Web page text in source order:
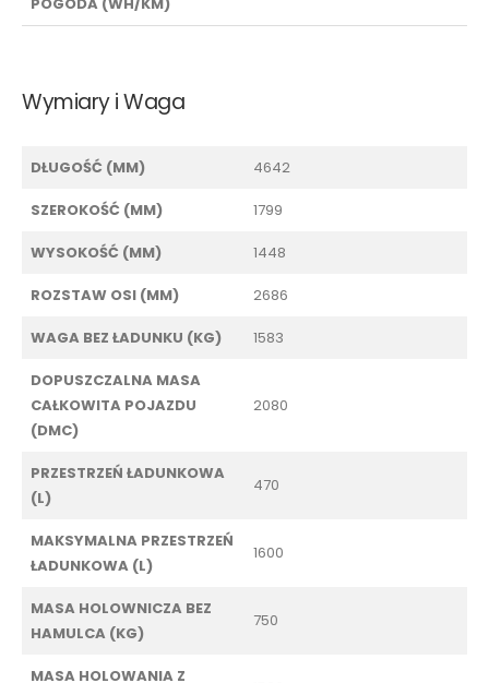
POGODA (WH/KM)
Wymiary i Waga
DŁUGOŚĆ (MM) 4642
SZEROKOŚĆ (MM) 1799
WYSOKOŚĆ (MM) 1448
ROZSTAW OSI (MM) 2686
WAGA BEZ ŁADUNKU (KG) 1583
DOPUSZCZALNA MASA
CAŁKOWITA POJAZDU
(DMC)
2080
PRZESTRZEŃ ŁADUNKOWA
(L)
470
MAKSYMALNA PRZESTRZEŃ
ŁADUNKOWA (L)
1600
MASA HOLOWNICZA BEZ
HAMULCA (KG)
750
MASA HOLOWANIA Z